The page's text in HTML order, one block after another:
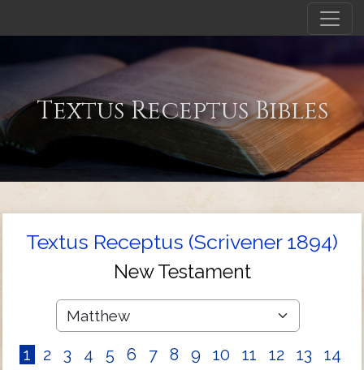
Textus Receptus Bibles
Textus Receptus (Scrivener 1894)
New Testament
1 2 3 4 5 6 7 8 9 10 11 12 13
14